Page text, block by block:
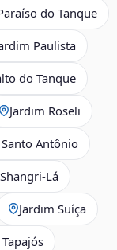
do Tanque
Paulista
do Tanque
Jardim Roseli
Antônio
Lá
Jardim Suíça